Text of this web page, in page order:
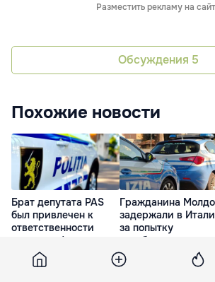
Разместить рекламу на
Обсуждения 5
Похожие новости
Брат депутата PAS
был привлечен к
ответственности
после конфликта с
женщиной
31 Июл. 13:02
Гражданина
задержали в
за попытку
ограбления и
нападение на
29 Июл. 12:17